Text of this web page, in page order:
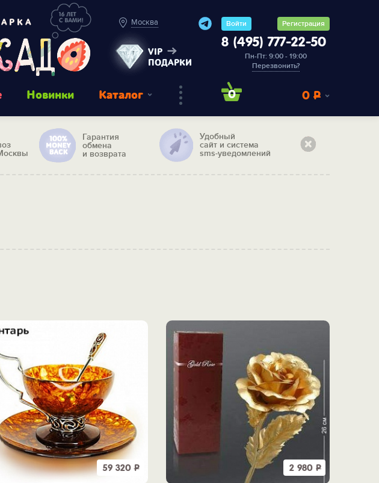
Москва
VIP
ПОДАРКИ
Войти Регистрация
8 (495) 777-22-50
Пн-Пт: 9:00 - 19:00
Перезвонить?
Новинки Каталог 0 0 Р
Гарантия
обмена
и возврата
Удобный
сайт и система
sms-уведомлений
59 320Р 2 980 Р